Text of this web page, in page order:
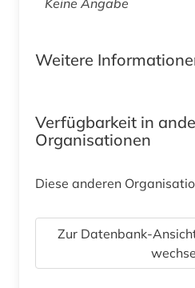
Weitere
Verfügbarkeit in
Organisationen
Diese anderen
Zur Datenbank-